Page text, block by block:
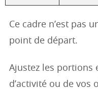
Ce cadre n’est pas
point de départ.
Ajustez les portions
d’activité ou de vos